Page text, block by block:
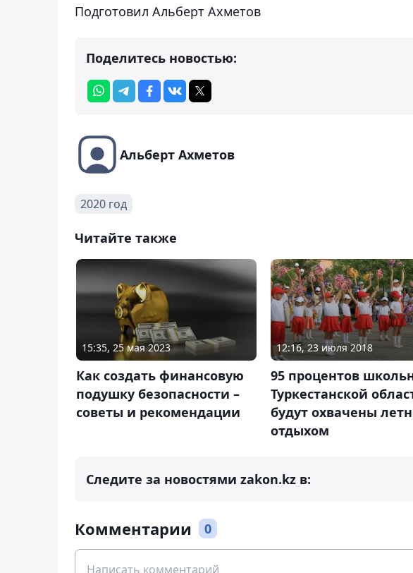
Подготовил Альберт Ахметов
Поделитесь новостью:
Альберт Ахметов
2020 год
Читайте также
15:35, 25 мая 2023
Как создать финансовую
подушку безопасности –
советы и рекомендации
12:16, 23 июля 2018
95 процентов
Туркестанской
будут охвачены
отдыхом
Следите за новостями zakon.kz в:
Комментарии 0